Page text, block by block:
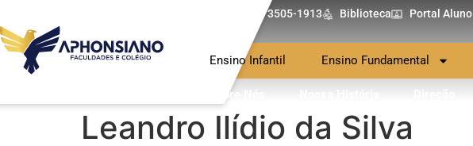
(62) 3505-1913 Biblioteca Portal Aluno
Ensino Infantil Ensino Fundamental
Sobre Nós
Leandro Ilídio da Silva